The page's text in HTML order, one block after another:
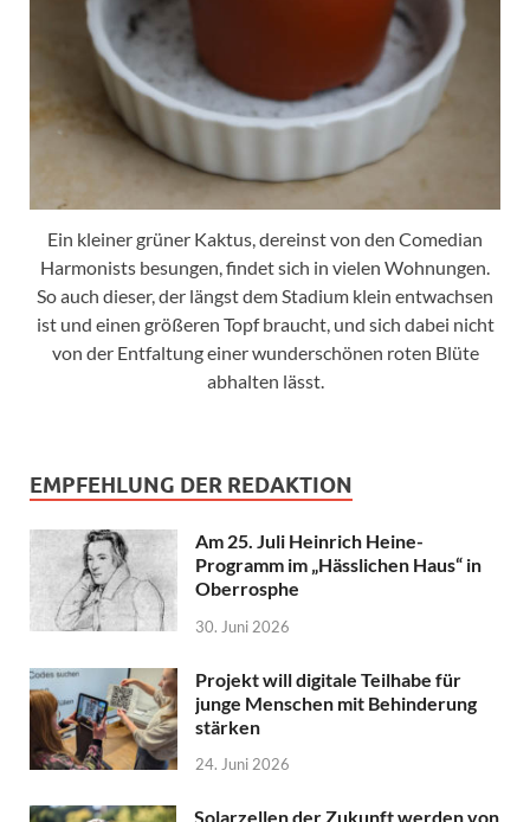
Ein kleiner grüner Kaktus, dereinst von den Comedian
Harmonists besungen, findet sich in vielen Wohnungen.
So auch dieser, der längst dem Stadium klein entwachsen
ist und einen größeren Topf braucht, und sich dabei nicht
von der Entfaltung einer wunderschönen roten Blüte
abhalten lässt.
EMPFEHLUNG DER REDAKTION
Am 25. Juli Heinrich Heine-
Programm im „Hässlichen Haus“ in
Oberrosphe
30. Juni 2026
Projekt will digitale Teilhabe für
junge Menschen mit Behinderung
stärken
24. Juni 2026
Solarzellen der Zukunft werden von